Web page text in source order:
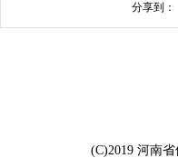
分享到：
(C)2019 河南